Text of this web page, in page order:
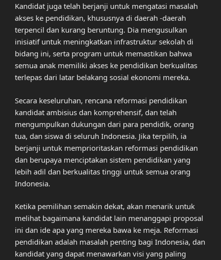
Kandidat juga telah berjanji untuk mengatasi masalah
akses ke pendidikan, khususnya di daerah -daerah
terpencil dan kurang beruntung. Dia mengusulkan
inisiatif untuk meningkatkan infrastruktur sekolah di
bidang ini, serta program untuk memastikan bahwa
semua anak memiliki akses ke pendidikan berkualitas
terlepas dari latar belakang sosial ekonomi mereka.
Secara keseluruhan, rencana reformasi pendidikan
kandidat ambisius dan komprehensif, dan telah
mengumpulkan dukungan dari para pendidik, orang
tua, dan siswa di seluruh Indonesia. Jika terpilih, ia
berjanji untuk memprioritaskan reformasi pendidikan
dan berupaya menciptakan sistem pendidikan yang
lebih adil dan berkualitas tinggi untuk semua orang
Indonesia.
Ketika pemilihan semakin dekat, akan menarik untuk
melihat bagaimana kandidat lain menanggapi proposal
ini dan ide apa yang mereka bawa ke meja. Reformasi
pendidikan adalah masalah penting bagi Indonesia, dan
kandidat yang dapat menawarkan visi yang paling